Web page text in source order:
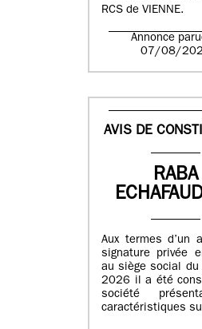
RCS de VIENNE.
Annonce
07/08/
AVIS DE
RABA
Aux termes d’un
signature privée
au siège social
2026 il a été
société
caractéristiques